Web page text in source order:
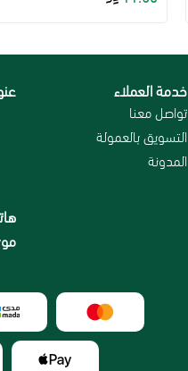
خدمة العملاء
تواصل معنا
التسويق بالعمولة
المدونة